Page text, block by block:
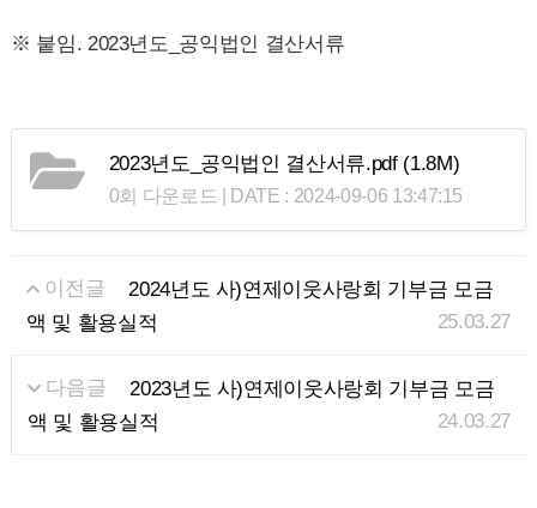
※ 붙임. 2023년도_공익법인 결산서류
2023년도_공익법인 결산서류.pdf(1.8M)
0회 다운로드 | DATE : 2024-09-06 13:47:15
이전글
2024년도 사)연제이웃사랑회 기부금 모금
액 및 활용실적
25.03.27
다음글
2023년도 사)연제이웃사랑회 기부금 모금
액 및 활용실적
24.03.27